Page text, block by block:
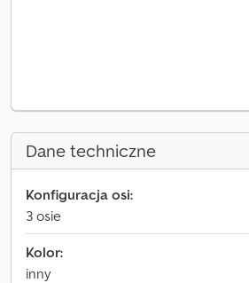
Dane techniczne
Konfiguracja osi:
3 osie
Kolor:
inny